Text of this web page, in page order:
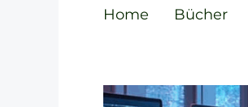
Home Bücher